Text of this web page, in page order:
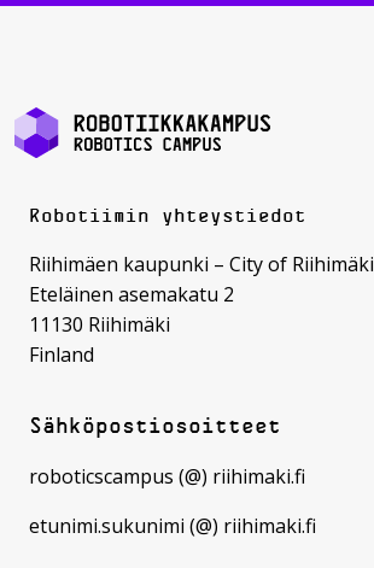
Robotiimin yhteystiedot
Riihimäen kaupunki – City of Riihimäki
Eteläinen asemakatu 2
11130 Riihimäki
Finland
Sähköpostiosoitteet
roboticscampus (@) riihimaki.fi
etunimi.sukunimi (@) riihimaki.fi